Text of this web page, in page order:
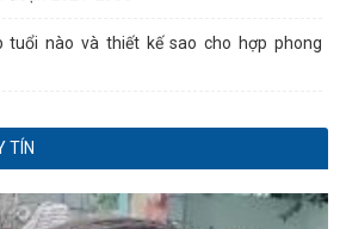
tuổi nào và thiết kế sao cho hợp phong
TÍN